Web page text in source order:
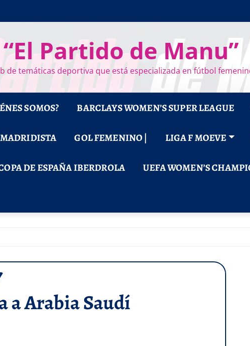
“El Partido de Manu”
de temáticas deportiva que está especializada en fútbol
SOMOS? BARCLAYS WOMEN’S SUPER LEAGUE
GOL FEMENINO | LIGA F MOEVE
DE ESPAÑA IBERDROLA UEFA WOMEN’S
a Arabia Saudí